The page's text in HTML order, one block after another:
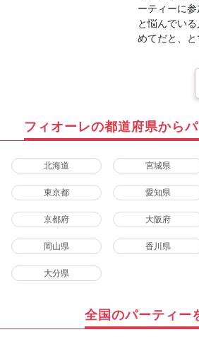
ーティーに
と悩んでい
めてだと、と
フィオーレの都道府県から
北海道 宮城県
東京都 愛知県
京都府 大阪府
岡山県 香川県
大分県
全国のパーティー